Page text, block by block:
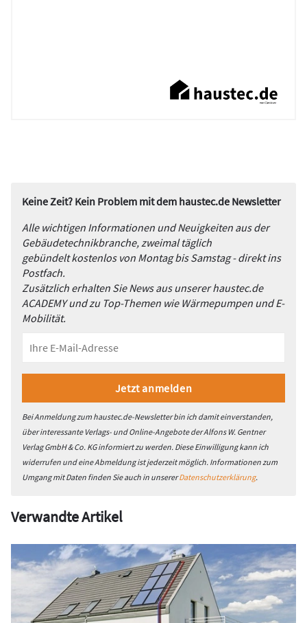
Keine Zeit? Kein Problem mit dem haustec.de Newsletter
Alle wichtigen Informationen und Neuigkeiten aus der
Gebäudetechnikbranche, zweimal täglich
gebündelt kostenlos von Montag bis Samstag - direkt ins
Postfach.
Zusätzlich erhalten Sie News aus unserer haustec.de
ACADEMY und zu Top-Themen wie Wärmepumpen und E-
Mobilität.
Bei Anmeldung zum haustec.de-Newsletter bin ich damit einverstanden,
über interessante Verlags- und Online-Angebote der Alfons W. Gentner
Verlag GmbH & Co. KG informiert zu werden. Diese Einwilligung kann ich
widerrufen und eine Abmeldung ist jederzeit möglich. Informationen zum
Umgang mit Daten finden Sie auch in unsererDatenschutzerklärung.
Verwandte Artikel